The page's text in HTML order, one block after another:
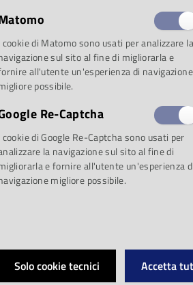
Toscanini,
Presti
Toscanini, la
immortale / a
cookie di Matomo sono usati per analizzare la
sul sito al fine di migliorarla e
all'utente un'esperienza di navigazione
possibile.
Re-Captcha
cookie di Google Re-Captcha sono usati per
la navigazione sul sito al fine di
e fornire all'utente un'esperienza
migliore possibile.
Solo cookie tecnici Accetta